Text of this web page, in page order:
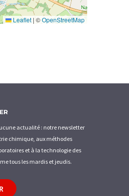
Leaflet | ©OpenStreetMap
actualité : notre newsletter
chimique, aux méthodes
et à la technologie des
tous les mardis et jeudis.